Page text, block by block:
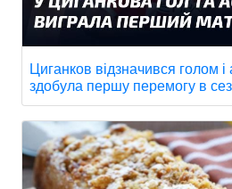
Циганков відзначився голом
здобула першу перемогу в